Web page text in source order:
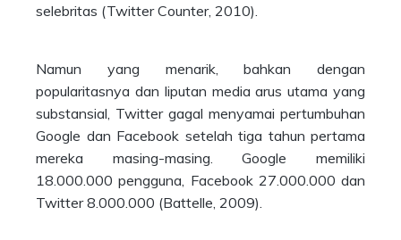
selebritas (Twitter Counter, 2010).
Namun yang menarik, bahkan dengan
popularitasnya dan liputan media arus utama yang
substansial, Twitter gagal menyamai pertumbuhan
Google dan Facebook setelah tiga tahun pertama
mereka masing-masing. Google memiliki
18.000.000 pengguna, Facebook 27.000.000 dan
Twitter 8.000.000 (Battelle, 2009).